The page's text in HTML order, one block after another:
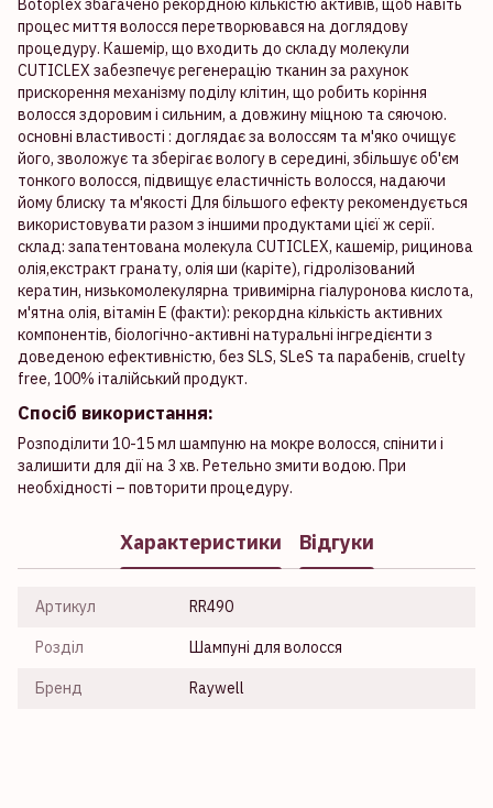
Botoplex збагачено рекордною кількістю активів, щоб навіть
процес миття волосся перетворювався на доглядову
процедуру. Кашемір, що входить до складу молекули
CUTICLEX забезпечує регенерацію тканин за рахунок
прискорення механізму поділу клітин, що робить коріння
волосся здоровим і сильним, а довжину міцною та сяючою.
основні властивості : доглядає за волоссям та м'яко очищує
його, зволожує та зберігає вологу в середині, збільшує об'єм
тонкого волосся, підвищує еластичність волосся, надаючи
йому блиску та м'якості Для більшого ефекту рекомендується
використовувати разом з іншими продуктами цієї ж серії.
склад: запатентована молекула CUTICLEХ, кашемір, рицинова
олія,екстракт гранату, олія ши (каріте), гідролізований
кератин, низькомолекулярна тривимірна гіалуронова кислота,
м'ятна олія, вітамін Е (факти): рекордна кількість активних
компонентів, біологічно-активні натуральні інгредієнти з
доведеною ефективністю, без SLS, SLeS та парабенів, cruelty
free, 100% італійський продукт.
Спосіб використання:
Розподілити 10-15 мл шампуню на мокре волосся, спінити і
залишити для дії на 3 хв. Ретельно змити водою. При
необхідності – повторити процедуру.
Характеристики Відгуки
Артикул RR490
Розділ Шампуні для волосся
Бренд Raywell